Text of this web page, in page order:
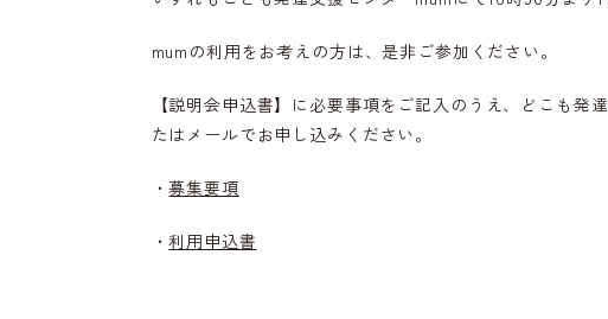
mumの利用をお考えの方は、是非ご参加ください。
【説明会申込書】に必要事項をご記入のうえ、どこも発
たはメールでお申し込みください。
・募集要項
・利用 申込書